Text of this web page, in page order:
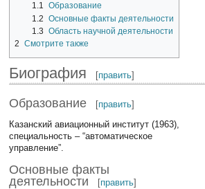
1.1 Образование
1.2 Основные факты деятельности
1.3 Область научной деятельности
2
Смотрите также
Биография [править]
Образование [править]
Казанский авиационный институт (1963),
специальность – “автоматическое
управление”.
Основные факты
деятельности
[править]